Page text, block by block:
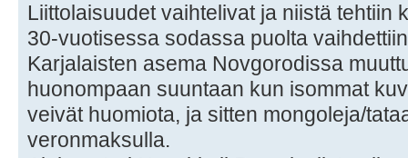
Liittolaisuudet vaihtelivat ja niistä tehtiin
30-vuotisessa sodassa puolta
Karjalaisten asema Novgorodissa
huonompaan suuntaan kun isommat
veivät huomiota, ja sitten mongoleja/
veronmaksulla.